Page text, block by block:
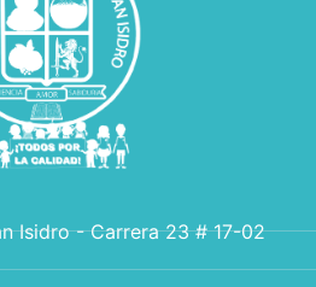
Isidro - Carrera 23 # 17-02